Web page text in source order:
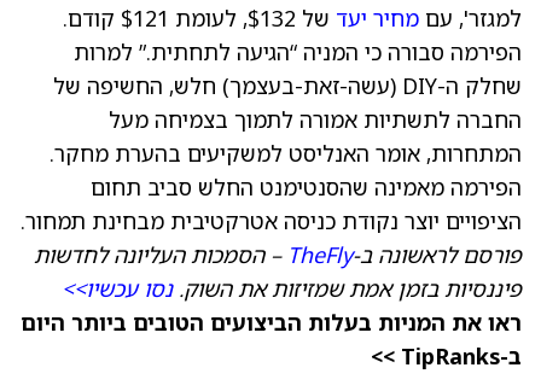
למגזר', עם מחיר יעד
של $132, לעומת $121 קודם.
הפירמה סבורה כי המניה “הגיעה לתחתית.” למרות
שחלק ה-DIY (עשה-זאת-בעצמך) חלש, החשיפה של
החברה לתשתיות אמורה לתמוך בצמיחה מעל
המתחרות, אומר האנליסט למשקיעים בהערת מחקר.
הפירמה מאמינה שהסנטימנט החלש סביב תחום
הציפויים יוצר נקודת כניסה אטרקטיבית מבחינת תמחור.
פורסם לראשונה ב-TheFly – הסמכות העליונה לחדשות
פיננסיות בזמן אמת שמזיזות את השוק.נסו עכשיו>>
ראו את המניות בעלות הביצועים הטובים ביותר היום
ב-TipRanks >>